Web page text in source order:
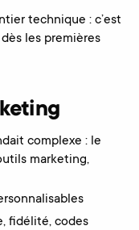
technique : c’est
les premières
complexe : le
marketing,
fidélité, codes